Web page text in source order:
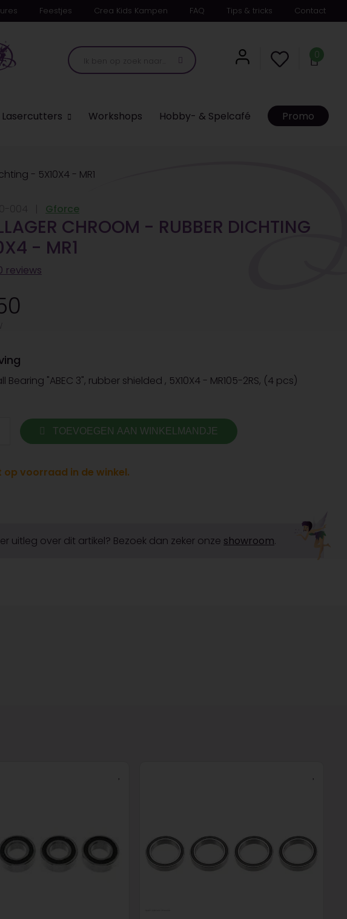
Feestjes Crea Kids Kampen FAQ Tips & tricks Contact
0
Workshops Hobby- & Spelcafé Promo
- 5X10X4 - MR1
Gforce
CHROOM - RUBBER DICHTING
- MR1
reviews
Bearing "ABEC 3", rubber shielded , 5X10X4 - MR105-2RS, (4 pcs)
TOEVOEGEN AAN WINKELMANDJE
op voorraad in de winkel.
uitleg over dit artikel? Bezoek dan zeker onze showroom.